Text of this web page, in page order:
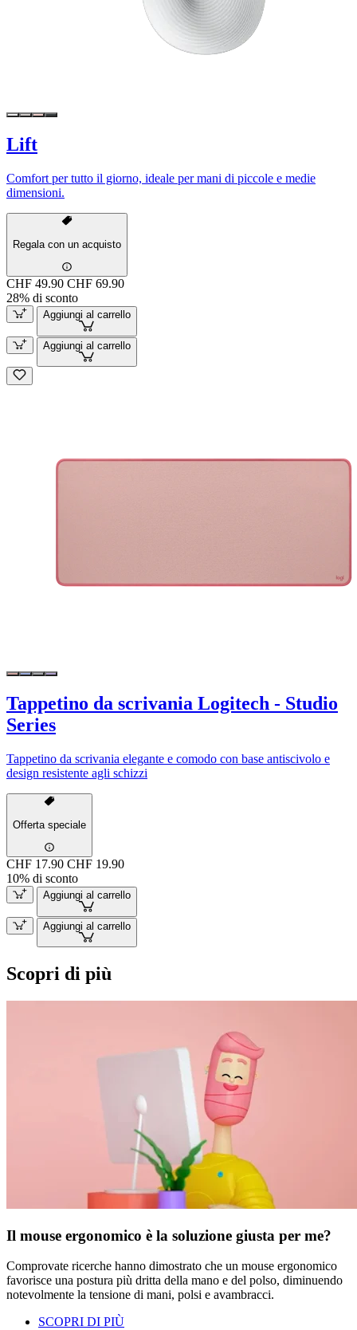
Lift
Comfort per tutto il giorno, ideale per mani di piccole e medie
dimensioni.
Regala con un acquisto
CHF 49.90 CHF 69.90
28% di sconto
Aggiungi al carrello
Aggiungi al carrello
Tappetino da scrivania Logitech - Studio
Series
Tappetino da scrivania elegante e comodo con base antiscivolo e
design resistente agli schizzi
Offerta speciale
CHF 17.90 CHF 19.90
10% di sconto
Aggiungi al carrello
Aggiungi al carrello
Scopri di più
Il mouse ergonomico è la soluzione giusta per me?
Comprovate ricerche hanno dimostrato che un mouse ergonomico
favorisce una postura più dritta della mano e del polso, diminuendo
notevolmente la tensione di mani, polsi e avambracci.
SCOPRI DI PIÙ